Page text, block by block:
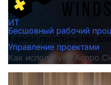
ИТ
Бесшовный рабочий
Единое пространство
Управление проектами
Как используют